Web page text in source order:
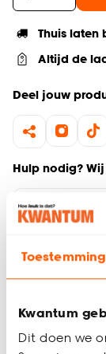
Toestemming
Kwantum
Dit doen we
Thuis laten
Altijd de
Deel jouw
Hulp nodig?
Wil je zeker
en bekijk of
Zo ben je 100%
worden binnen